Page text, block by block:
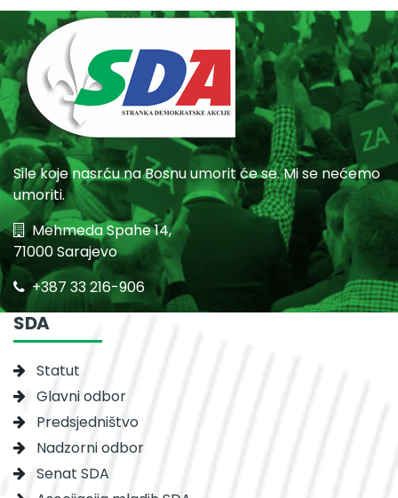
Sile koje nasrću na Bosnu umorit će se. Mi se nećemo
umoriti.
Mehmeda Spahe 14,
71000 Sarajevo
+387 33 216-906
SDA
Statut
Glavni odbor
Predsjedništvo
Nadzorni odbor
Senat SDA